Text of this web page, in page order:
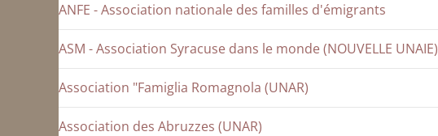
ANFE - Association nationale des familles d'émigrants
ASM - Association Syracuse dans le monde (NOUVELLE UNAIE)
Association "Famiglia Romagnola (UNAR)
Association des Abruzzes (UNAR)